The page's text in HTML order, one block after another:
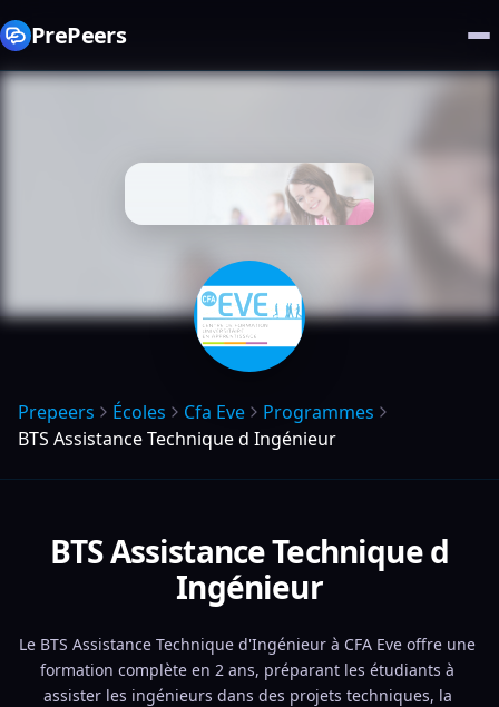
PrePeers
Prepeers Écoles Cfa Eve
Programmes
BTS Assistance Technique d Ingénieur
BTS Assistance Technique d
Ingénieur
Le BTS Assistance Technique d'Ingénieur à CFA Eve offre une
formation complète en 2 ans, préparant les étudiants à
assister les ingénieurs dans des projets techniques, la